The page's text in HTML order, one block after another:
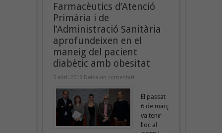
Farmacèutics d’Atenció
Primària i de
l’Administració Sanitària
aprofundeixen en el
maneig del pacient
diabètic amb obesitat
5 abril 2019 Deixa un comentari
El passat
6 de març
va tenir
lloc al